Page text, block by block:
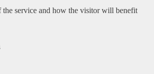
the service and how the visitor will benefit